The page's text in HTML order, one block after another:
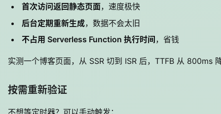
首次访问返回静态页面，速度极快
后台定期重新生成，数据不会太旧
不占用 Serverless Function 执行时间 ，省钱
实测一个博客页面，从 SSR 切到 ISR 后，TTFB 从 800ms
按需重新验证